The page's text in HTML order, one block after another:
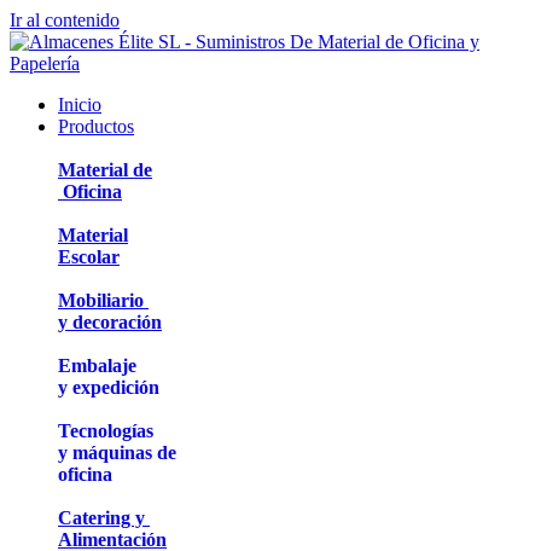
Ir al contenido
Inicio
Productos
Material de
Oficina
Material
Escolar
Mobiliario
y decoración
Embalaje
y expedición
Tecnologías
y máquinas de
oficina
Catering y
Alimentación